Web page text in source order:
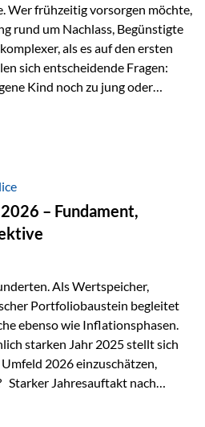
Wer frühzeitig vorsorgen möchte,
rund um Nachlass, Begünstigte
als es auf den ersten
sich entscheidende Fragen:
Kind noch zu jung oder
werden, dass Ex-Partner,
ohne ausschließlich auf ein
Wenn klassische Lösungen
Nachlassregelungen stoßen
– Fundament,
Als Wertspeicher,
Portfoliobaustein begleitet
ebenso wie Inflationsphasen.
starken Jahr 2025 stellt sich
2026 einzuschätzen,
Jahresauftakt nach
Zwischen dem